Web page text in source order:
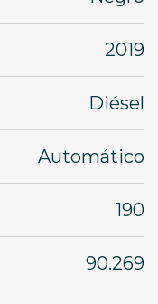
2019
Diésel
Automático
190
90.269